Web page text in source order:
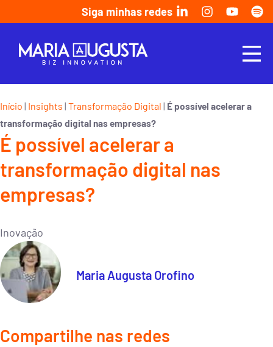
Siga minhas redes
Início | Insights | Transformação Digital | É possível acelerar a
transformação digital nas empresas?
É possível acelerar a
transformação digital nas
empresas?
Inovação
Maria Augusta Orofino
Compartilhe nas redes